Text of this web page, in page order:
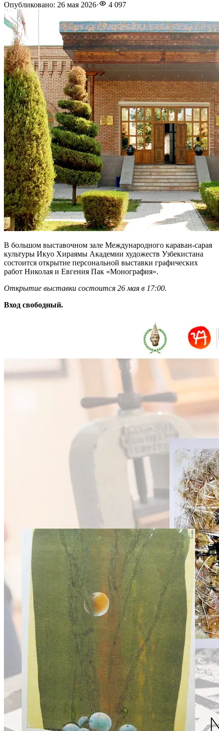
Опубликовано: 26 мая 2026· 4 097
В большом выставочном зале Международного караван-сарая
культуры Икуо Хираямы Академии художеств Узбекистана
состоится открытие персональной выставки графических
работ Николая и Евгения Пак «Монография».
Открытие выставки состоится 26 мая в 17:00.
Вход свободный.